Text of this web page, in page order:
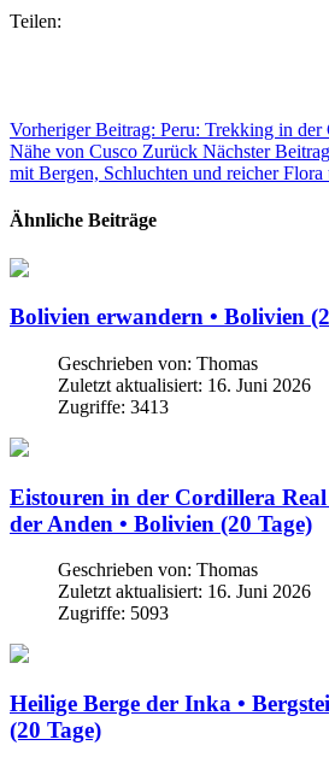
Teilen:
Vorheriger Beitrag: Peru: Trekking in
Nähe von Cusco Zurück Nächster
mit Bergen, Schluchten und reicher Flora
Ähnliche Beiträge
Bolivien erwandern • Bolivien
Geschrieben von: Thomas
Zuletzt aktualisiert: 16. Juni 2026
Zugriffe: 3413
Eistouren in der Cordillera
der Anden • Bolivien (20 Tage)
Geschrieben von: Thomas
Zuletzt aktualisiert: 16. Juni 2026
Zugriffe: 5093
Heilige Berge der Inka •
(20 Tage)